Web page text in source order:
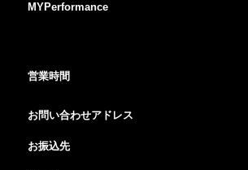
MYPerformance
営業時間
お問い合わせアドレス
お振込先